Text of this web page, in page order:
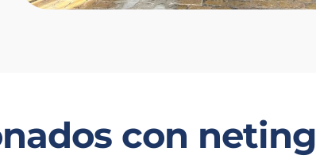
con neting